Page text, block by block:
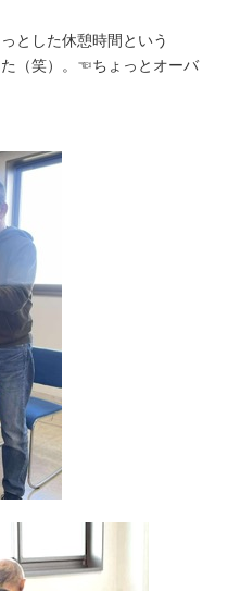
とした休憩時間という
（笑）。☜ちょっとオーバ